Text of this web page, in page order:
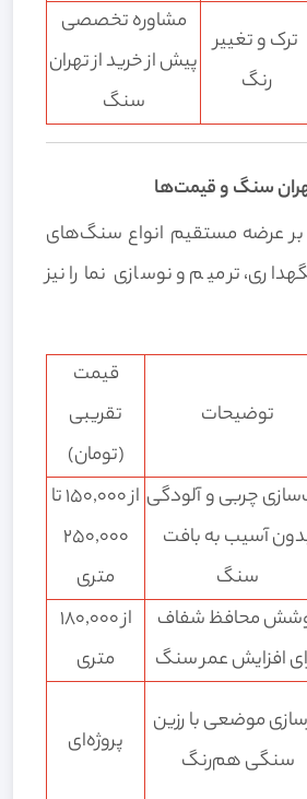
ترک و تغییر
رنگ
مشاوره تخصصی
پیش از خرید از تهران
سنگ
سنگ و قیمت‌ها
بر عرضه مستقیم انواع سنگ‌های
ترمیم و نوسازی نما را نیز
توضیحات
قیمت
تقریبی
(تومان)
چربی و آلودگی
آسیب به بافت
سنگ
از 150,000 تا
250,000
متری
محافظ شفاف
افزایش عمر سنگ
از 180,000
متری
موضعی با رزین
سنگی هم‌رنگ
پروژه‌ای